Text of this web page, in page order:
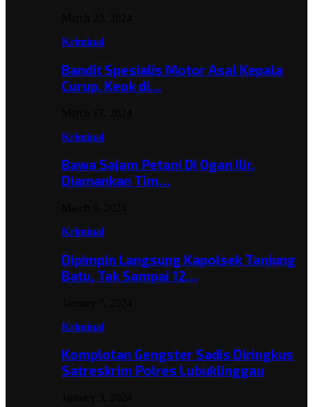
Kriminal
Bandit Spesialis Motor Asal Kepala
Curup, Keok di…
Kriminal
Bawa Sajam Petani Di Ogan Ilir,
Diamankan Tim…
Kriminal
Dipimpin Langsung Kapolsek Tanjung
Batu, Tak Sampai 12…
Kriminal
Komplotan Gengster Sadis Diringkus
Satreskrim Polres Lubuklinggau